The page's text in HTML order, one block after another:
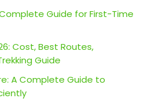
Guide for First-Time
Cost, Best Routes,
Guide
A Complete Guide to